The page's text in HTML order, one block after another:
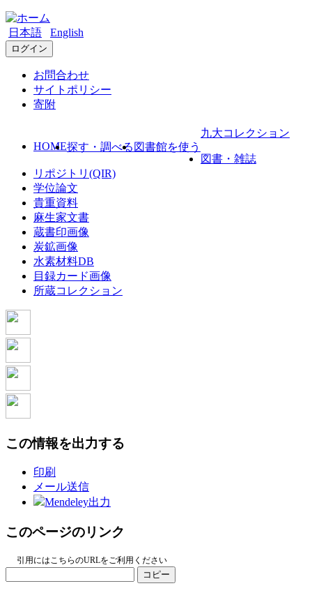
日本語 English
ログイン
お問合わせ
サイトポリシー
寄附
HOME探す・調べる 図書館を使う
九大コレクション
図書・雑誌
リポジトリ(QIR)
学位論文
貴重資料
麻生家文書
蔵書印画像
炭鉱画像
水素材料DB
目録カード画像
所蔵コレクション
この情報を出力する
印刷
メール送信
Mendeley出力
このページのリンク
引用にはこちらのURLをご利用ください
コピー